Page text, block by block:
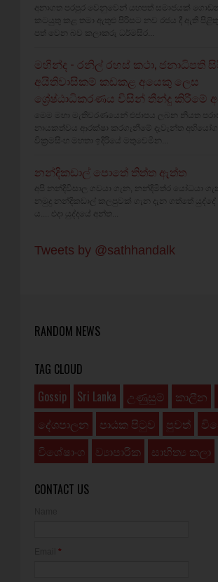
අනාගත පරපුර වෙනුවෙන් යහපත් සමාජයක්
කටයුතු කළ තමා ඇතුළු පිරිසට නව රජය දී ඇති
පත් වෙන බව කලාකරු ධර්මසිර...
මහින්ද - රනිල් රහස් කථා, ජනාධිපති
අයිතිවාසිකම් කඩකළ අයෙකු ලෙස
ශ්‍රේෂ්ඨාධිකරණය විසින් තීන්දු කිරීමේ
මෙම මහා මැතිවරණයෙන් එජාපය ලබන නියත
නායකත්වය ආරක්ෂා කරගැනීමේ දැවැන්ත
වික්‍රමසිංහ මහතා ඉදිරියේ මතුවෙමින...
නන්දිකඩාල් පොතේ තිත්ත ඇත්ත
අපි නන්දිවිසාල ගවයා ගැන, නන්දිමිත්ර යෝධයා
නමුදු නන්දිකඩාල් කලපුවක් ගැන දැන ගත්තේ යුද්දේ
ය.... එදා යුද්දයේ අන්ත...
Tweets by @sathhandalk
RANDOM NEWS
TAG CLOUD
Gossip
Sri Lanka උණුසුම් කාලීන
දේශපාලන
පාඨක පිටුව පුවත්
විශේෂාංග
ව්‍යාපාරික සාහිත්‍ය කලා
CONTACT US
*